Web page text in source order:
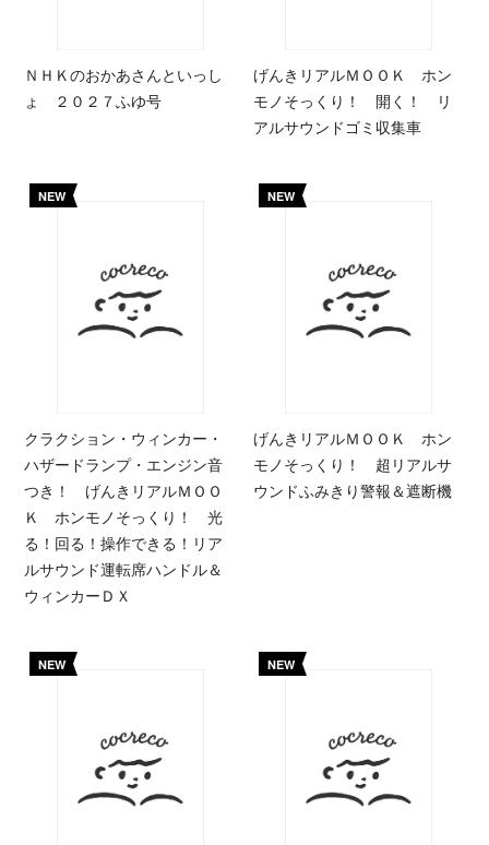
ＮＨＫのおかあさんといっし
ょ ２０２７ふゆ号
げんきリアルＭＯＯＫ ホン
モノそっくり！ 開く！ リ
アルサウンドゴミ収集車
NEW
クラクション・ウィンカー・
ハザードランプ・エンジン音
つき！ げんきリアルＭＯＯ
Ｋ ホンモノそっくり！ 光
る！回る！操作できる！リア
ルサウンド運転席ハンドル＆
ウィンカーＤＸ
NEW
げんきリアルＭＯＯＫ ホン
モノそっくり！ 超リアルサ
ウンドふみきり警報＆遮断機
NEW NEW